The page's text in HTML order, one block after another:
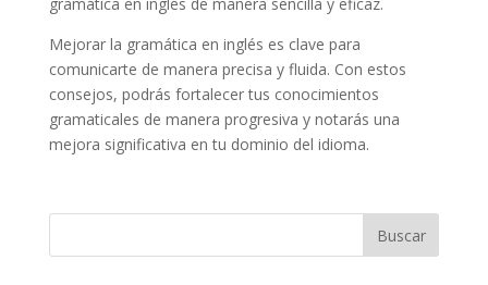
Mejorar la gramática en inglés es clave para
comunicarte de manera precisa y fluida. Con estos
consejos, podrás fortalecer tus conocimientos
gramaticales de manera progresiva y notarás una
mejora significativa en tu dominio del idioma.